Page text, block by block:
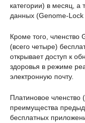
категории) в месяц,
данных (Genome-Lock
Кроме того,
(всего четыре)
открывает доступ к
здоровья в режиме
электронную почту.
Платиновое членство
преимущества
бесплатных